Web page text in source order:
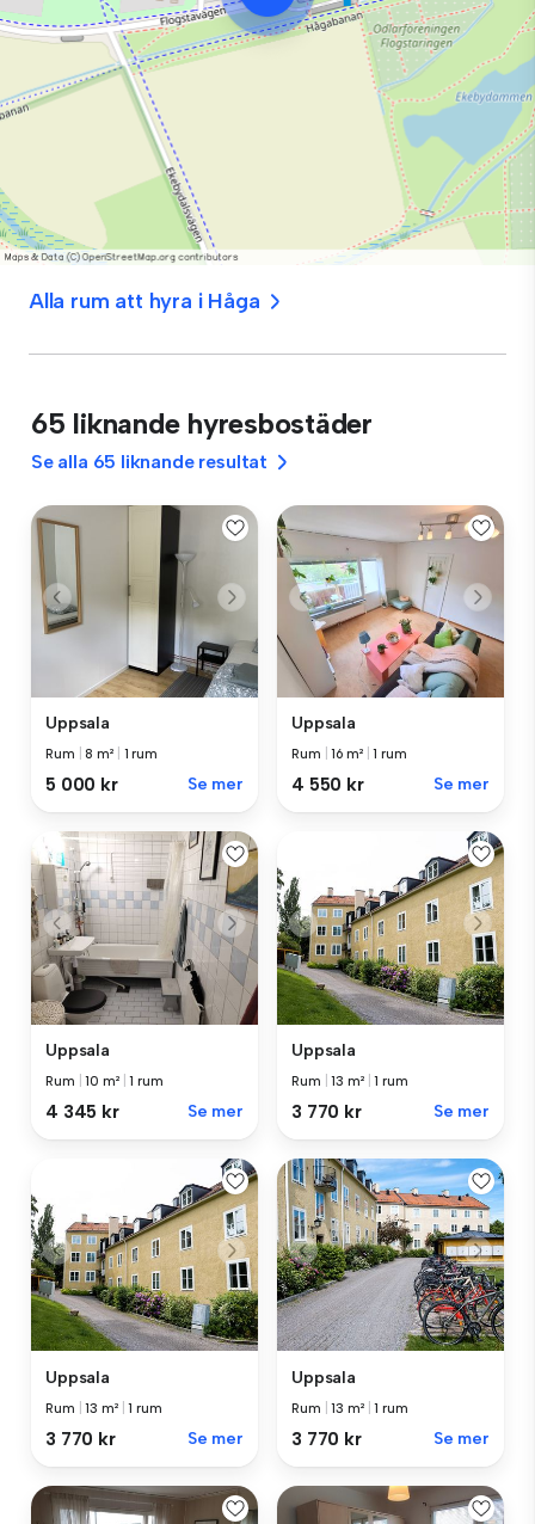
Alla rum att hyra i Håga
65 liknande hyresbostäder
Se alla 65 liknande resultat
Uppsala
Rum |8 m² 1 rum
5 000 kr Se mer
Uppsala
Rum |16 m² |1 rum
4 550 kr Se mer
Uppsala
Rum |10 m² |1 rum
4 345 kr Se mer
Uppsala
Rum |13 m² |1 rum
3 770 kr Se mer
Uppsala
Rum |13 m² |1 rum
3 770 kr Se mer
Uppsala
Rum |13 m² |1 rum
3 770 kr Se mer